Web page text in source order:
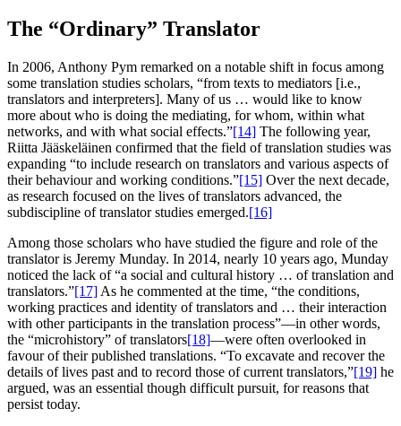
The “Ordinary” Translator
In 2006, Anthony Pym remarked on a notable shift in focus among
some translation studies scholars, “from texts to mediators [i.e.,
translators and interpreters]. Many of us … would like to know
more about who is doing the mediating, for whom, within what
networks, and with what social effects.”[14] The following year,
Riitta Jääskeläinen confirmed that the field of translation studies was
expanding “to include research on translators and various aspects of
their behaviour and working conditions.”[15] Over the next decade,
as research focused on the lives of translators advanced, the
subdiscipline of translator studies emerged.[16]
Among those scholars who have studied the figure and role of the
translator is Jeremy Munday. In 2014, nearly 10 years ago, Munday
noticed the lack of “a social and cultural history … of translation and
translators.”[17] As he commented at the time, “the conditions,
working practices and identity of translators and … their interaction
with other participants in the translation process”—in other words,
the “microhistory” of translators[18]—were often overlooked in
favour of their published translations. “To excavate and recover the
details of lives past and to record those of current translators,”[19] he
argued, was an essential though difficult pursuit, for reasons that
persist today.